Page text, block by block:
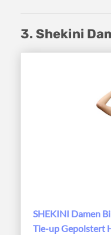
3. Shekini
SHEKINI Damen
Tie-up Gepolstert